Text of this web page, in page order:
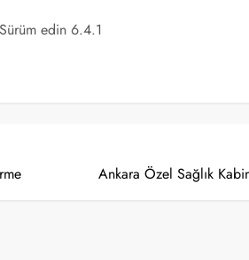
edin 6.4.1
Ankara Özel Sağlık